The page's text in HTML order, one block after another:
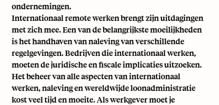
ondernemingen.
Internationaal remote werken brengt zijn uitdagingen
met zich mee. Een van de belangrijkste moeilijkheden
is het handhaven van naleving van verschillende
regelgevingen. Bedrijven die internationaal werken,
moeten de juridische en fiscale implicaties uitzoeken.
Het beheer van alle aspecten van internationaal
werken, naleving en wereldwijde loonadministratie
kost veel tijd en moeite. Als werkgever moet je